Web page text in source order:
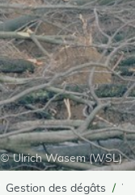
© Ulrich Wasem (WSL)
Gestion des dégâts